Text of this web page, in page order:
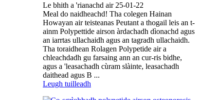
Le bhith a 'rianachd air 25-01-22
Meal do naidheachd! Tha colegen Hainan
Howayan air teisteanas Peutant a thogail leis an t-
ainm Polypettide airson àrdachadh dìonachd agus
an iarrtas ullachaidh agus an tagradh ullachaidh.
Tha toraidhean Rolagen Polypetide air a
chleachdadh gu farsaing ann an cur-ris bidhe,
agus a 'leasachadh cùram slàinte, leasachadh
daithead agus B ...
Leugh tuilleadh